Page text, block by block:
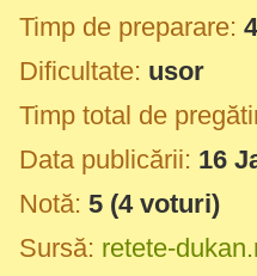
Timp de preparare:
Dificultate: usor
Timp total de
Data publicării: 16
Notă: 5 (4voturi)
Sursă: retete-